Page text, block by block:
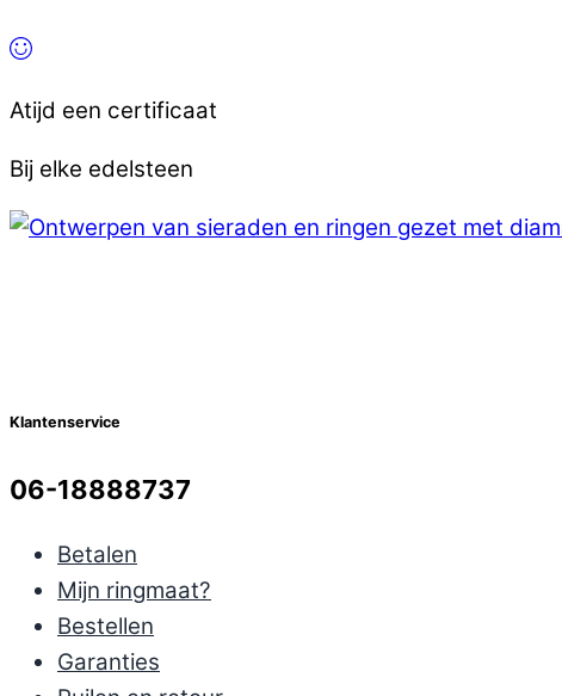
Atijd een certificaat
Bij elke edelsteen
Klantenservice
06-18888737
Betalen
Mijn ringmaat?
Bestellen
Garanties